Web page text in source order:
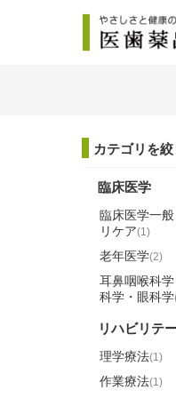
カテゴリを
臨床医学
臨床医学一
リケア(1)
老年医学(2)
耳鼻咽喉科
科学・眼科学
リハビリテ
理学療法(1)
作業療法(1)